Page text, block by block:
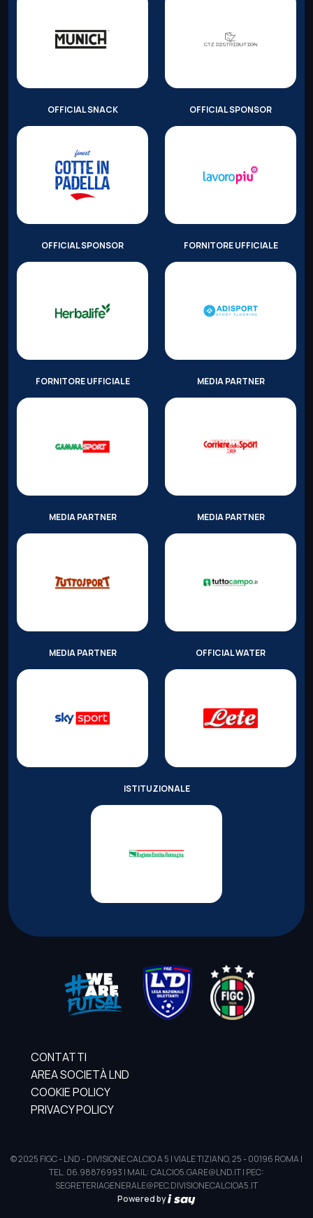
OFFICIAL SNACK OFFICIAL SPONSOR
OFFICIAL SPONSOR FORNITORE UFFICIALE
FORNITORE UFFICIALE MEDIA PARTNER
MEDIA PARTNER MEDIA PARTNER
MEDIA PARTNER OFFICIAL WATER
ISTITUZIONALE
CONTATTI
AREA SOCIETÀ LND
COOKIE POLICY
PRIVACY POLICY
© 2025 FIGC - LND - DIVISIONE CALCIO A 5 | VIALE TIZIANO, 25 - 00196 ROMA |
TEL. 06.98876993 | MAIL: CALCIO5.GARE@LND.IT | PEC:
SEGRETERIAGENERALE@PEC.DIVISIONECALCIOA5.IT
Powered by